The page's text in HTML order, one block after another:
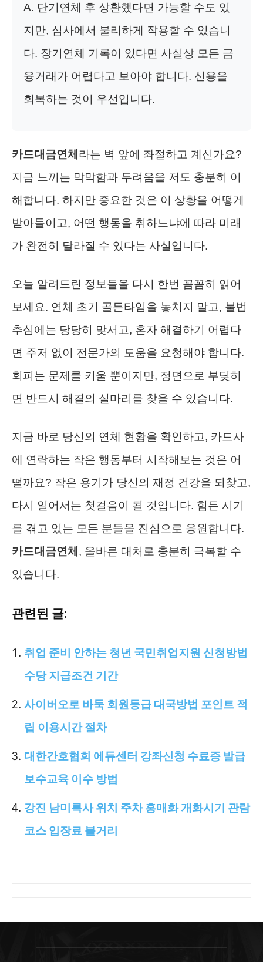
A. 단기연체 후 상환했다면 가능할 수도 있
지만, 심사에서 불리하게 작용할 수 있습니
다. 장기연체 기록이 있다면 사실상 모든 금
융거래가 어렵다고 보아야 합니다. 신용을
회복하는 것이 우선입니다.
카드대금연체 라는 벽 앞에 좌절하고 계신가요?
지금 느끼는 막막함과 두려움을 저도 충분히 이
해합니다. 하지만 중요한 것은 이 상황을 어떻게
받아들이고, 어떤 행동을 취하느냐에 따라 미래
가 완전히 달라질 수 있다는 사실입니다.
오늘 알려드린 정보들을 다시 한번 꼼꼼히 읽어
보세요. 연체 초기 골든타임을 놓치지 말고, 불법
추심에는 당당히 맞서고, 혼자 해결하기 어렵다
면 주저 없이 전문가의 도움을 요청해야 합니다.
회피는 문제를 키울 뿐이지만, 정면으로 부딪히
면 반드시 해결의 실마리를 찾을 수 있습니다.
지금 바로 당신의 연체 현황을 확인하고, 카드사
에 연락하는 작은 행동부터 시작해보는 것은 어
떨까요? 작은 용기가 당신의 재정 건강을 되찾고,
다시 일어서는 첫걸음이 될 것입니다. 힘든 시기
를 겪고 있는 모든 분들을 진심으로 응원합니다.
카드대금연체 , 올바른 대처로 충분히 극복할 수
있습니다.
관련된 글:
취업 준비 안하는 청년 국민취업지원 신청방법
수당 지급조건 기간
사이버오로 바둑 회원등급 대국방법 포인트 적
립 이용시간 절차
대한간호협회 에듀센터 강좌신청 수료증 발급
보수교육 이수 방법
강진 남미륵사 위치 주차 홍매화 개화시기 관람
코스 입장료 볼거리